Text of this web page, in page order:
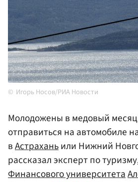
Игорь Носов/РИА Новости
Молодожены в медовый месяц
отправиться на автомобиле
вАстраханьили Нижний
рассказал эксперт по
Финансового университета